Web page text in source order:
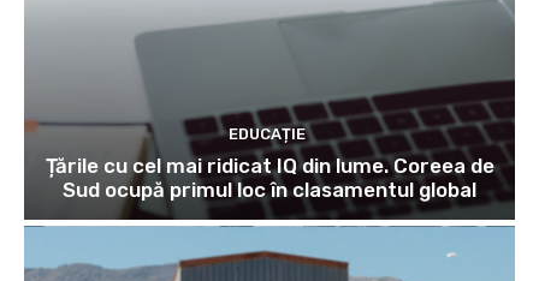
EDUCAȚIE
Țările cu cel mai ridicat IQ din lume. Coreea de
Sud ocupă primul loc în clasamentul global